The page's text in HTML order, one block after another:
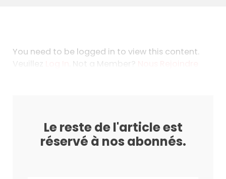
You need to be logged in to view this content.
Veuillez
. Not a Member?
Le reste de l'article est
réservé à nos abonnés.